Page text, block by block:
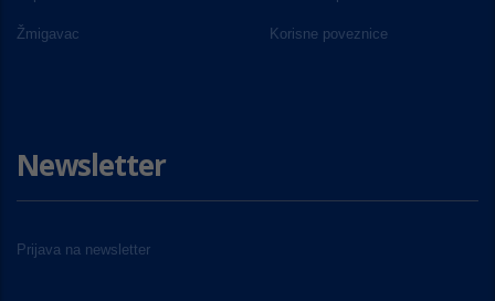
Žmigavac Korisne poveznice
Newsletter
Prijava na newsletter